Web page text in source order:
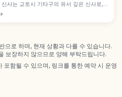
신사는 교토시 기타구의 유서 깊은 신사로,
'가모와케이카즈치 신사'입니다. 덴무 천
년) 사전 조영, 1994년 '고도 교토의 문화
으로 하며, 현재 상황과 다를 수 있습니다.
보장하지 않으므로 양해 부탁드립니다.
포함될 수 있으며, 링크를 통한 예약 시 운영